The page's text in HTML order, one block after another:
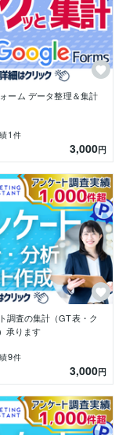
査
・医療など多様
、クロス集計
します。
味するのか」
する分析を行い
できる、視覚
と推奨アクショ
する方
小企業・個人
方
寧な説明で理解
ーム データ整理＆集計
1 件
3,000円
調査の集計（GT表・ク
承ります
9件
3,000円